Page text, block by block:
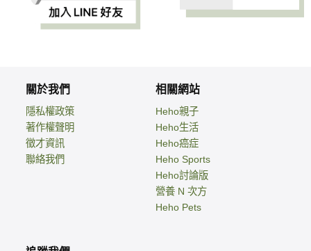
關於我們
隱私權政策
著作權聲明
徵才資訊
聯絡我們
相關網站
Heho親子
Heho生活
Heho癌症
Heho Sports
Heho討論版
營養 N 次方
Heho Pets